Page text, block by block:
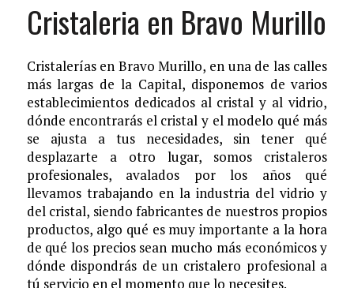
Cristaleria en Bravo Murillo
Cristalerías en Bravo Murillo, en una de las calles
más largas de la Capital, disponemos de varios
establecimientos dedicados al cristal y al vidrio,
dónde encontrarás el cristal y el modelo qué más
se ajusta a tus necesidades, sin tener qué
desplazarte a otro lugar, somos cristaleros
profesionales, avalados por los años qué
llevamos trabajando en la industria del vidrio y
del cristal, siendo fabricantes de nuestros propios
productos, algo qué es muy importante a la hora
de qué los precios sean mucho más económicos y
dónde dispondrás de un cristalero profesional a
tú servicio en el momento que lo necesites.